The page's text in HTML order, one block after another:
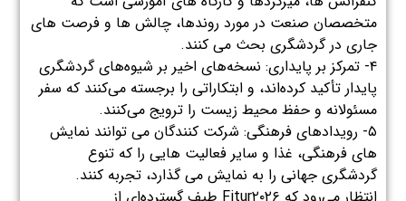
متخصصان صنعت در مورد روندها، چالش ها و فرصت های
جاری در گردشگری بحث می کنند.
۴- تمرکز بر پایداری: نسخه‌های اخیر بر شیوه‌های گردشگری
پایدار تأکید کرده‌اند، و ابتکاراتی را برجسته می‌کنند که سفر
مسئولانه و حفظ محیط زیست را ترویج می‌کنند.
۵- رویدادهای فرهنگی: شرکت کنندگان می توانند نمایش
های فرهنگی، غذا و سایر فعالیت هایی را که تنوع
گردشگری جهانی را به نمایش می گذارد، تجربه کنند.